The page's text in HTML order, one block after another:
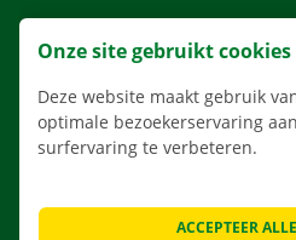
APP
Onze site gebruikt cookies
Deze website maakt gebruik
optimale bezoekerservaring
surfervaring te verbeteren.
ACCEPTEER